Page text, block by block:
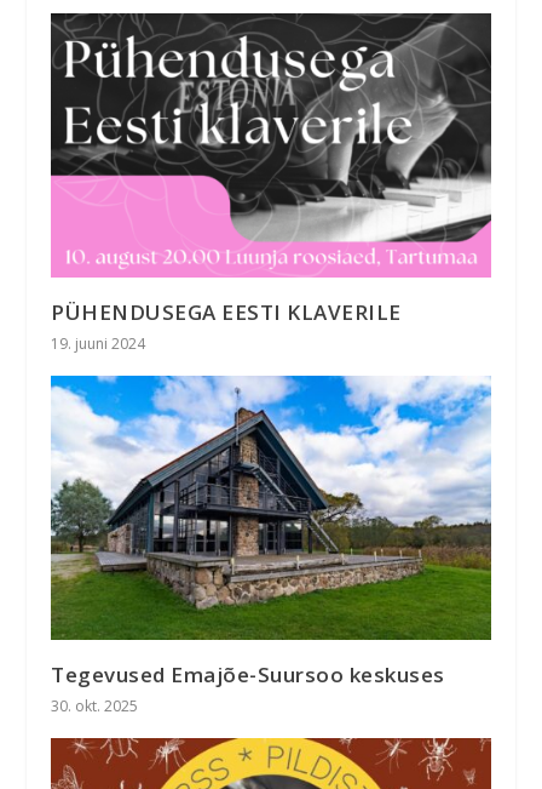
PÜHENDUSEGA EESTI KLAVERILE
19. juuni 2024
Tegevused Emajõe-Suursoo keskuses
30. okt. 2025